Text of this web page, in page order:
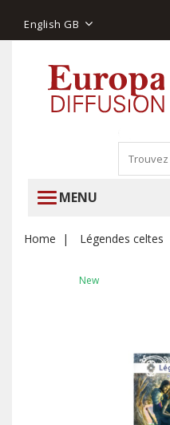
English GB
MENU
Home Légendes celtes
New